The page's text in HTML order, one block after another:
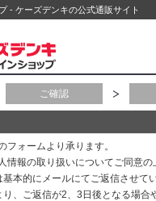
- ケーズデンキの公式通販サイト
ご確認
フォームより承ります。
情報の取り扱いについてご同意の
本的にメールにてご返信させて
、ご返信が2、3日後となる場合